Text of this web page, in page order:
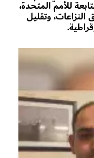
للأمم المتحدة،
وتقليل